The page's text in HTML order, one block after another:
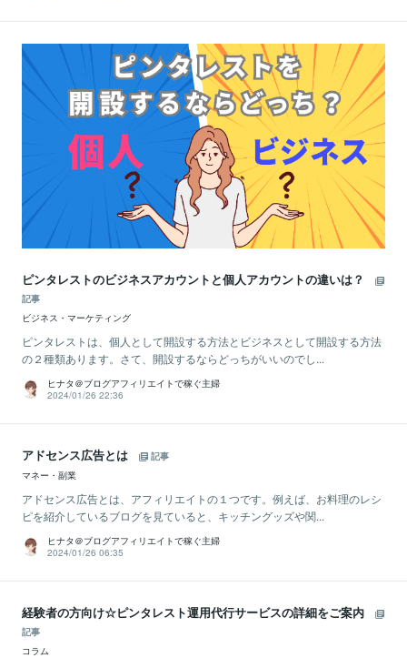
ピンタレストのビジネスアカウントと個人アカウントの違いは？
記事
ビジネス・マーケティング
ピンタレストは、個人として開設する方法とビジネスとして開設する方法
の２種類あります。さて、開設するならどっちがいいのでし...
ヒナタ＠ブログアフィリエイトで稼ぐ主婦
2024/01/26 22:36
アドセンス広告とは
記事
マネー・副業
アドセンス広告とは、アフィリエイトの１つです。例えば、お料理のレシ
ピを紹介しているブログを見ていると、キッチングッズや関...
ヒナタ＠ブログアフィリエイトで稼ぐ主婦
2024/01/26 06:35
経験者の方向け☆ピンタレスト運用代行サービスの詳細をご案内
記事
コラム